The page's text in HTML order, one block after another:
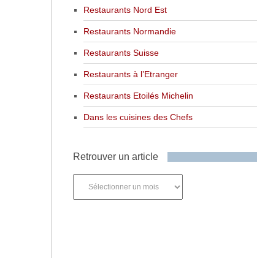
Restaurants Nord Est
Restaurants Normandie
Restaurants Suisse
Restaurants à l’Etranger
Restaurants Etoilés Michelin
Dans les cuisines des Chefs
Retrouver un article